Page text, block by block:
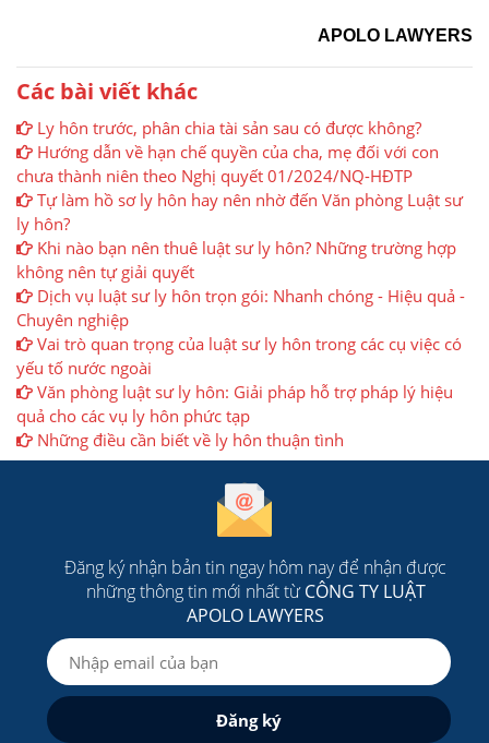
APOLO LAWYERS
Các bài viết khác
Ly hôn trước, phân chia tài sản sau có được không?
Hướng dẫn về hạn chế quyền của cha, mẹ đối với con
chưa thành niên theo Nghị quyết 01/2024/NQ-HĐTP
Tự làm hồ sơ ly hôn hay nên nhờ đến Văn phòng Luật sư
ly hôn?
Khi nào bạn nên thuê luật sư ly hôn? Những trường hợp
không nên tự giải quyết
Dịch vụ luật sư ly hôn trọn gói: Nhanh chóng - Hiệu quả -
Chuyên nghiệp
Vai trò quan trọng của luật sư ly hôn trong các cụ việc có
yếu tố nước ngoài
Văn phòng luật sư ly hôn: Giải pháp hỗ trợ pháp lý hiệu
quả cho các vụ ly hôn phức tạp
Những điều cần biết về ly hôn thuận tình
Đăng ký nhận bản tin ngay hôm nay để nhận được
những thông tin mới nhất từCÔNG TY LUẬT
APOLO LAWYERS